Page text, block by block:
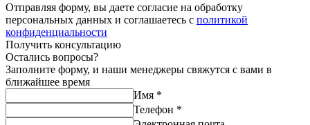
Отправляя форму, вы даете согласие на обработку
персональных данных и соглашаетесь с политикой
конфиденциальности
Получить консультацию
Остались вопросы?
Заполните форму, и наши менеджеры свяжутся с вами в
ближайшее время
Имя *
Телефон *